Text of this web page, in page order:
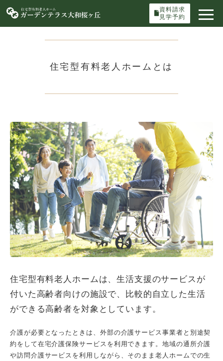
資料請求
見学予約
住宅型有料老人ホームとは
住宅型有料老人ホームは、生活支援のサービスが
付いた高齢者向けの施設で、
比較的自立した生活
ができる高齢者を対象としています。
介護が必要となったときは、外部の介護サービス事業者と別途契
約をして在宅介護保険サービスを利用できます。地域の通所介護
や訪問介護サービスを利用しながら、そのまま老人ホームでの生